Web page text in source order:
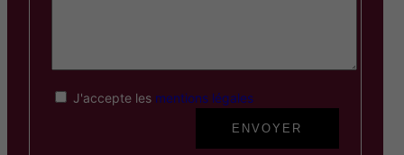
J'accepte les mentions légales